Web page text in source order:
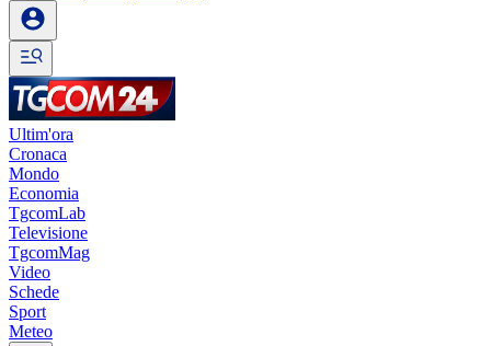
Ultim'ora
Cronaca
Mondo
Economia
TgcomLab
Televisione
TgcomMag
Video
Schede
Sport
Meteo